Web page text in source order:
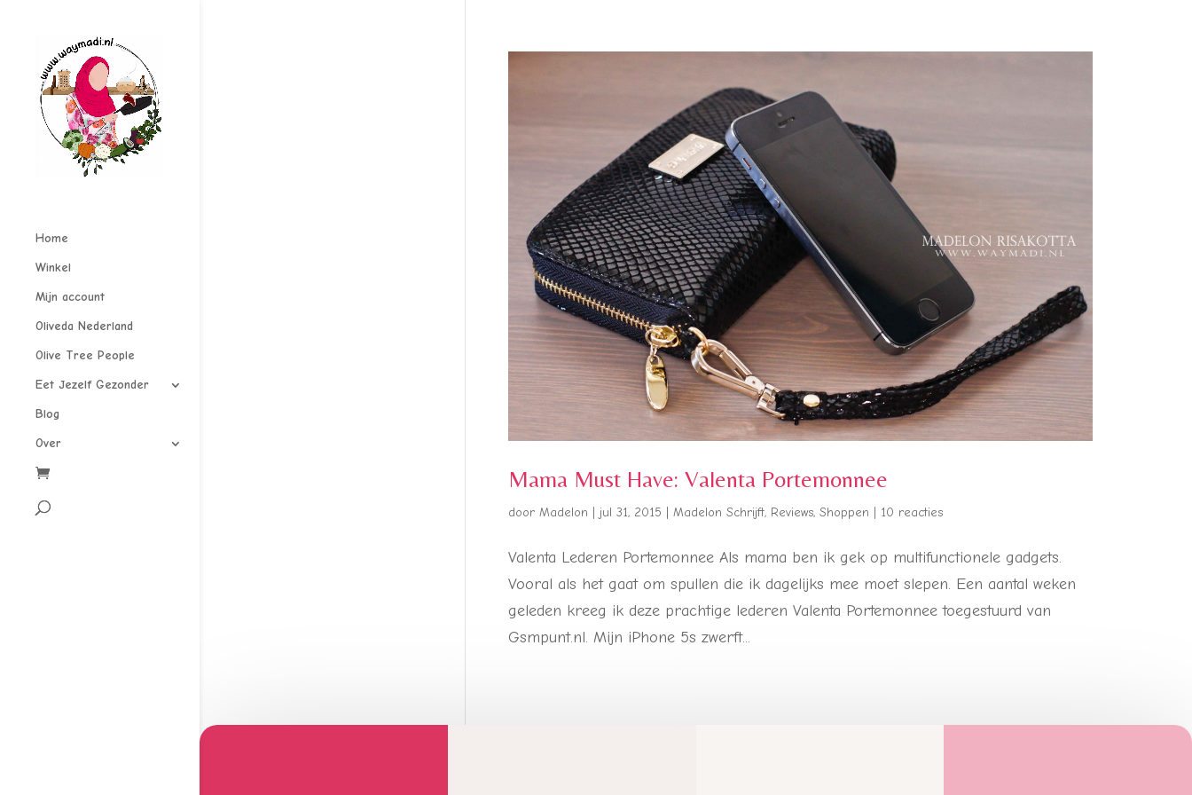
Home
Winkel
Mijn account
Oliveda Nederland
Olive Tree People
Eet Jezelf Gezonder
Blog
Over
Mama Must Have: Valenta Portemonnee
doorMadelon jul 31, 2015 |Madelon Schrijft, Reviews,Shoppen 10 reacties
Valenta Lederen Portemonnee Als mama ben ik gek op multifunctionele gadgets.
Vooral als het gaat om spullen die ik dagelijks mee moet slepen. Een aantal weken
geleden kreeg ik deze prachtige lederen Valenta Portemonnee toegestuurd van
Gsmpunt.nl. Mijn iPhone 5s zwerft...